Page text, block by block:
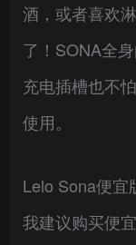
酒，或者喜欢
了！SONA全
充电插槽也不
使用。
Lelo Sona便宜
我建议购买便